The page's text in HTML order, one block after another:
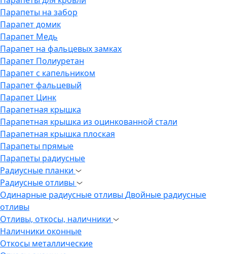
Парапеты на забор
Парапет домик
Парапет Медь
Парапет на фальцевых замках
Парапет Полиуретан
Парапет с капельником
Парапет фальцевый
Парапет Цинк
Парапетная крышка
Парапетная крышка из оцинкованной стали
Парапетная крышка плоская
Парапеты прямые
Парапеты радиусные
Радиусные планки
Радиусные отливы
Одинарные радиусные отливы Двойные радиусные
отливы
Отливы, откосы, наличники
Наличники оконные
Откосы металлические